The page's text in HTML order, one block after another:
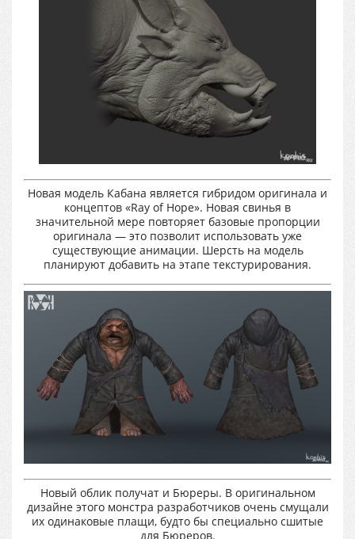
Новая модель Кабана является гибридом оригинала и
концептов «Ray of Hope». Новая свинья в
значительной мере повторяет базовые пропорции
оригинала — это позволит использовать уже
существующие анимации. Шерсть на модель
планируют добавить на этапе текстурирования.
Новый облик получат и Бюреры. В оригинальном
дизайне этого монстра разработчиков очень смущали
их одинаковые плащи, будто бы специально сшитые
для Бюреров.